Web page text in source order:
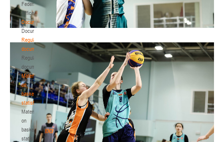
Federation
Office
Documentation
Documentation
Regulatory
documents
Regulatory
documents
Materials
on
basketball
statistics
Materials
on
basketball
statistics